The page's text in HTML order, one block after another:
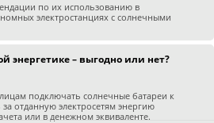
по их использованию в
электростанциях с солнечными
энергетике – выгодно или нет?
подключать солнечные батареи к
отданную электросетям энергию
или в денежном эквиваленте.